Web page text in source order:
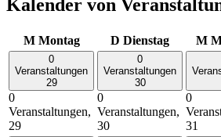
Kalender von
M Montag D Dienstag M
0
Veranstaltungen
29
0
Veranstaltungen,
29
0
Veranstaltungen
30
0
Veranstaltungen,
30
0
31